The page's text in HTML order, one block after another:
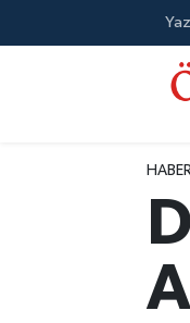
MODA -
Nöbetçi
Trafik Durumu
Süper Lig